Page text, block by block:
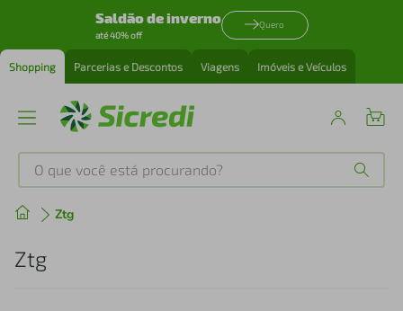
Saldão de inverno
até 40% off
Quero
Shopping Parcerias e Descontos Viagens Imóveis e Veículos
O que você está procurando?
Ztg
Ztg
Produtos mais buscados